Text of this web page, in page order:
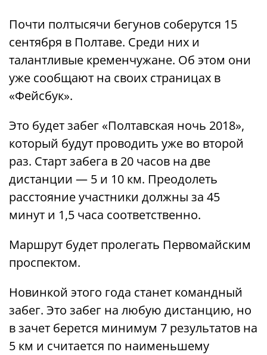
Почти полтысячи бегунов соберутся 15
сентября в Полтаве. Среди них и
талантливые кременчужане. Об этом они
уже сообщают на своих страницах в
«Фейсбук».
Это будет забег «Полтавская ночь 2018»,
который будут проводить уже во второй
раз. Старт забега в 20 часов на две
дистанции — 5 и 10 км. Преодолеть
расстояние участники должны за 45
минут и 1,5 часа соответственно.
Маршрут будет пролегать Первомайским
проспектом.
Новинкой этого года станет командный
забег. Это забег на любую дистанцию, но
в зачет берется минимум 7 результатов на
5 км и считается по наименьшему